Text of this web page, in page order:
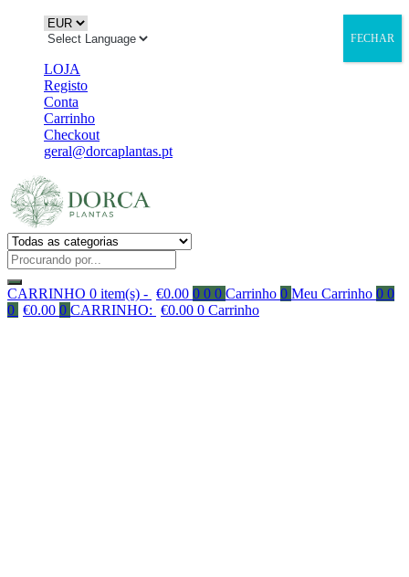
LOJA
Registo
Conta
Carrinho
Checkout
geral@dorcaplantas.pt
CARRINHO 0 item(s) - €0.00 0 0 0 Carrinho 0 Meu Carrinho 0 0
0 €0.00 0 CARRINHO: €0.00 0 Carrinho
FECHAR